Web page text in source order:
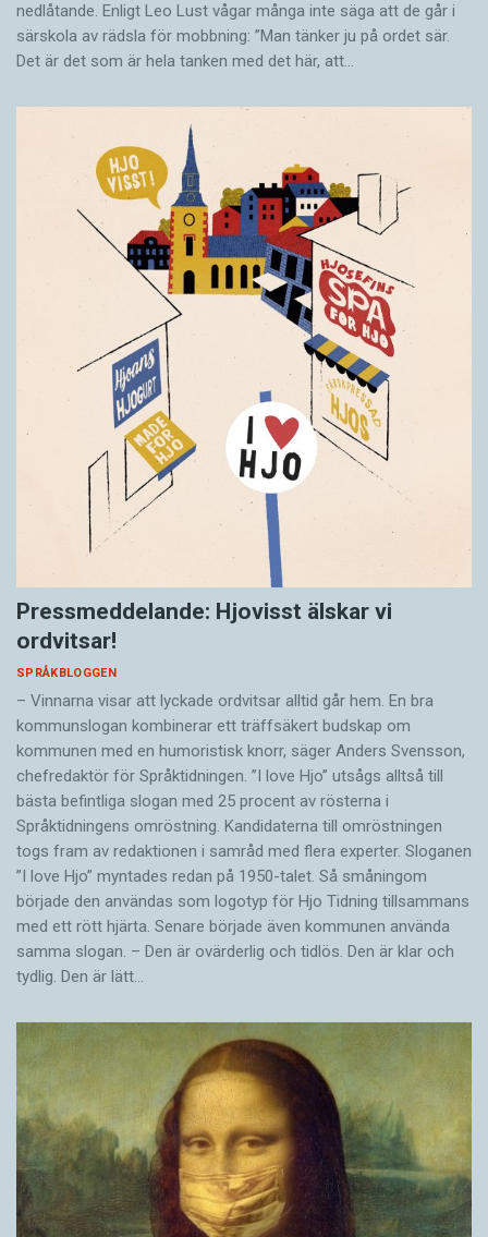
nedlåtande. Enligt Leo Lust vågar många inte säga att de går i
särskola av rädsla för mobbning: ”Man tänker ju på ordet sär.
Det är det som är hela tanken med det här, att…
Pressmeddelande: Hjovisst älskar vi
ordvitsar!
SPRÅKBLOGGEN
– Vinnarna visar att lyckade ordvitsar alltid går hem. En bra
kommunslogan kombinerar ett träffsäkert budskap om
kommunen med en humoristisk knorr, säger Anders Svensson,
chefredaktör för Språktidningen. ”I love Hjo” utsågs alltså till
bästa befintliga slogan med 25 procent av rösterna i
Språktidningens omröstning. Kandidaterna till omröstningen
togs fram av redaktionen i samråd med flera experter. Sloganen
”I love Hjo” myntades redan på 1950-talet. Så småningom
började den användas som logotyp för Hjo Tidning tillsammans
med ett rött hjärta. Senare började även kommunen använda
samma slogan. – Den är ovärderlig och tidlös. Den är klar och
tydlig. Den är lätt…